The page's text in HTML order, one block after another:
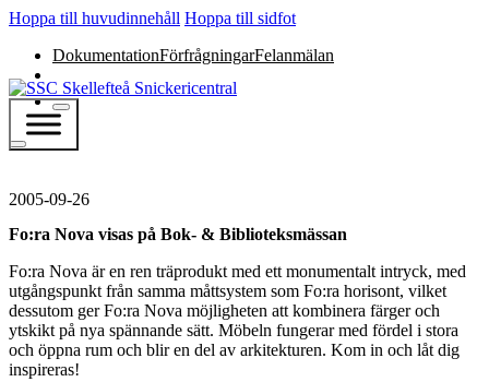
Hoppa till huvudinnehåll Hoppa till sidfot
DokumentationFörfrågningarFelanmälan
2005-09-26
Fo:ra Nova visas på Bok- & Biblioteksmässan
Fo:ra Nova är en ren träprodukt med ett monumentalt intryck, med
utgångspunkt från samma måttsystem som Fo:ra horisont, vilket
dessutom ger Fo:ra Nova möjligheten att kombinera färger och
ytskikt på nya spännande sätt. Möbeln fungerar med fördel i stora
och öppna rum och blir en del av arkitekturen. Kom in och låt dig
inspireras!